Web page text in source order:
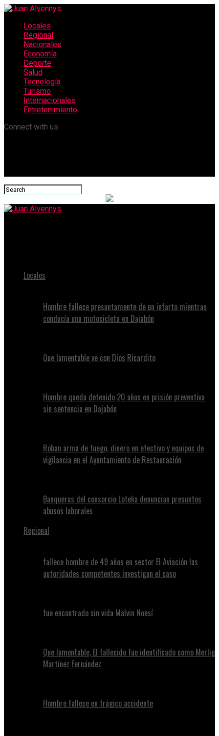
Locales
Regional
Nacionales
Economía
Deporte
Salud
Tecnología
Turismo
Internacionales
Entretenimiento
Connect with us
Locales
Hombre fallece presuntamente de un infarto mientras
conducía una motocicleta en Dajabón
Que lamentable ve con Dios Ricardito
Hombre queda detenido 20 años en prisión preventiva
sin sentencia en Dajabón
Roban arma de fuego, dinero en efectivo y equipos de
vigilancia en el Ayuntamiento de Restauración
Banqueras del consorcio Loteka denuncian presuntos
abusos laborales
Regional
fallece hombre de 49 años en sector El Aviación las
autoridades competentes investigan el caso
fue encontrado sin vida Malvin Noesí
Que lamentable, El fallecido fue identificado como Merlig
Martínez Fernández
Hombre fallece en trágico accidente